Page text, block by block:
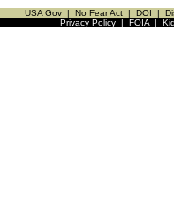
USA Gov | No Fear Act | DOI |
Privacy Policy| FOIA|